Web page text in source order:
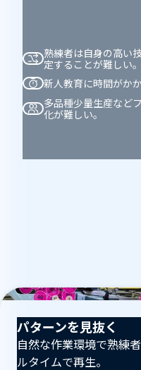
熟練者は自身の高い
定することが難しい。
新人教育に時間がかか
多品種少量生産など
化が難しい。
パターンを見抜く
自然な作業環境で熟練
ルタイムで再生。